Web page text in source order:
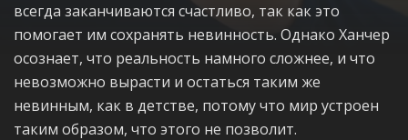
всегда заканчиваются счастливо, так как это
помогает им сохранять невинность. Однако Ханчер
осознает, что реальность намного сложнее, и что
невозможно вырасти и остаться таким же
невинным, как в детстве, потому что мир устроен
таким образом, что этого не позволит.